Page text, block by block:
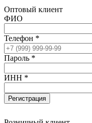
Оптовый клиент
ФИО
Телефон *
Пароль *
ИНН *
Регистрация